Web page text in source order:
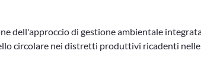
dell'approccio di gestione ambientale
circolare nei distretti produttivi ricadenti